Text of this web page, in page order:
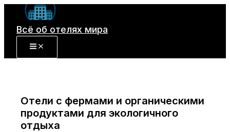
Перейти
содержимому
Всё об отелях мира
Отели с фермами и органическими
продуктами для экологичного
отдыха